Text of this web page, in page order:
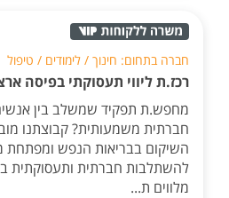
חברה בתחום: חינוך / לימודים / טיפול
רכז.ת ליווי תעסוקתי בפיסה
מחפש.ת תפקיד שמשלב בין
חברתית משמעותית? קבוצתנו
השיקום בבריאות הנפש ומפתחת
להשתלבות חברתית ותעסוקתית
מלווים ת...